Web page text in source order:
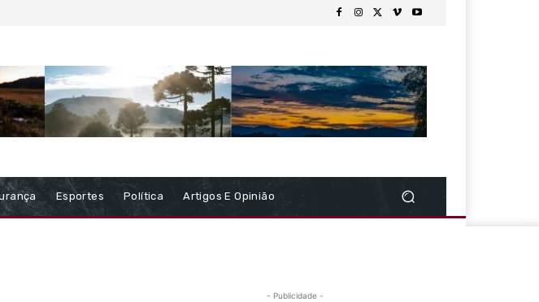
Esportes Política Artigos E Opinião
- Publicidade -